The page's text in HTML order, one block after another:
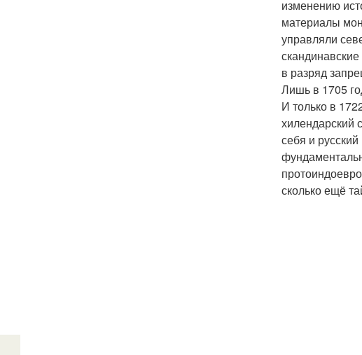
изменению
материалы
управляли
в разряд
Лишь в 1705
И только в
хилендарский
себя и
сколько ещё